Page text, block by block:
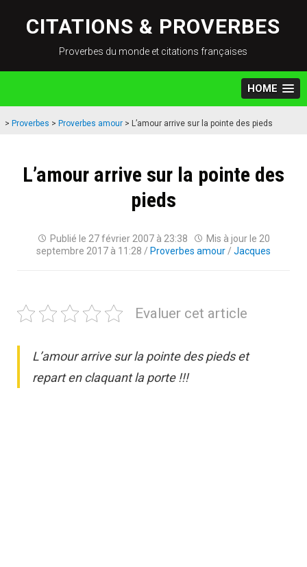
content
CITATIONS & PROVERBES
Proverbes du monde et citations françaises
HOME
> Proverbes > Proverbes amour > L’amour arrive sur la pointe des pieds
L’amour arrive sur la pointe des
pieds
Publié le 27 février 2007 à 23:38 Mis à jour le 20
septembre 2017 à 11:28 / Proverbes amour/ Jacques
Evaluer cet article
L’amour arrive sur la pointe des pieds et
repart en claquant la porte !!!